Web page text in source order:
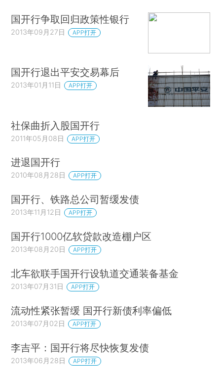
国开行争取回归政策性银行
2013年09月27日 APP打开
国开行退出平安交易幕后
2013年01月11日 APP打开
社保曲折入股国开行
2011年05月08日 APP打开
进退国开行
2010年08月28日 APP打开
国开行、铁路总公司暂缓发债
2013年11月12日 APP打开
国开行1000亿软贷款改造棚户区
2013年08月20日 APP打开
北车欲联手国开行设轨道交通装备基金
2013年07月31日 APP打开
流动性紧张暂缓 国开行新债利率偏低
2013年07月02日 APP打开
李吉平：国开行将尽快恢复发债
2013年06月28日 APP打开